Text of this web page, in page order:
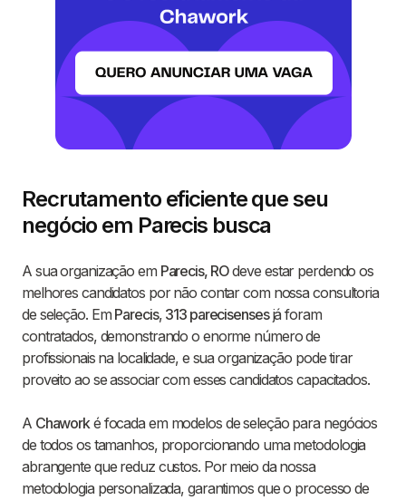
Recrutamento eficiente que seu
negócio em Parecis busca
A sua organização em Parecis, ROdeve estar perdendo os
melhores candidatos por não contar com nossa consultoria
de seleção. Em Parecis, 313 parecisensesjá foram
contratados, demonstrando o enorme número de
profissionais na localidade, e sua organização pode tirar
proveito ao se associar com esses candidatos capacitados.
A Chaworké focada em modelos de seleção para negócios
de todos os tamanhos, proporcionando uma metodologia
abrangente que reduz custos. Por meio da nossa
metodologia personalizada, garantimos que o processo de